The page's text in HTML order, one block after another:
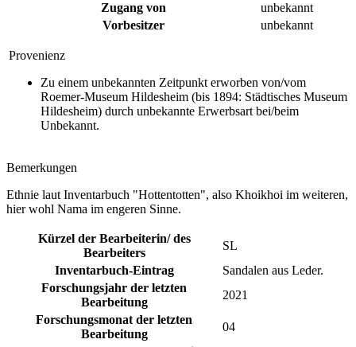
Zugang von
unbekannt
Vorbesitzer
unbekannt
Provenienz
Zu einem unbekannten Zeitpunkt erworben von/vom
Roemer-Museum Hildesheim (bis 1894: Städtisches Museum
Hildesheim) durch unbekannte Erwerbsart bei/beim
Unbekannt.
Bemerkungen
Ethnie laut Inventarbuch "Hottentotten", also Khoikhoi im weiteren,
hier wohl Nama im engeren Sinne.
Kürzel der Bearbeiterin/ des
Bearbeiters
SL
Inventarbuch-Eintrag
Sandalen aus Leder.
Forschungsjahr der letzten
Bearbeitung
2021
Forschungsmonat der letzten
Bearbeitung
04